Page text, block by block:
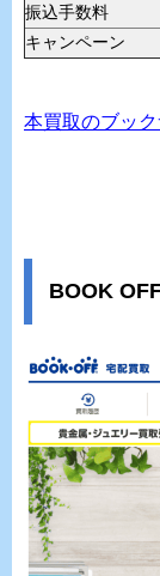
振込手数料
キャンペーン
本買取のブッ
BOOK